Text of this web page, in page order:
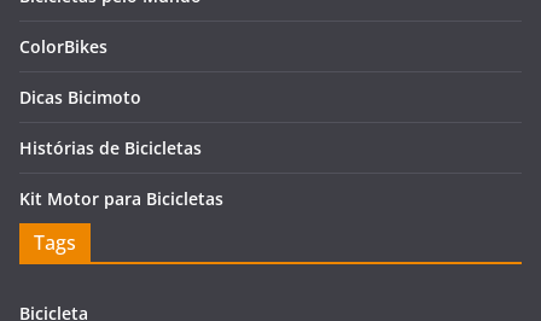
ColorBikes
Dicas Bicimoto
Histórias de Bicicletas
Kit Motor para Bicicletas
Tags
Bicicleta